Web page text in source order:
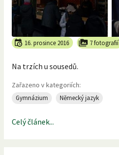
16. prosince 2016 7 fotografií
Na trzích u sousedů.
Zařazeno v kategoriích:
Gymnázium Německý jazyk
Celý článek...